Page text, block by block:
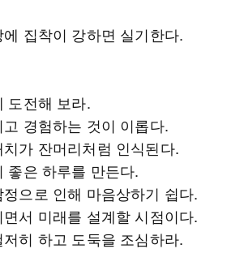
집착이 강하면 실기한다.
도전해 보라.
경험하는 것이 이롭다.
가 잔머리처럼 인식된다.
좋은 하루를 만든다.
으로 인해 마음상하기 쉽다.
서 미래를 설계할 시점이다.
히 하고 도둑을 조심하라.